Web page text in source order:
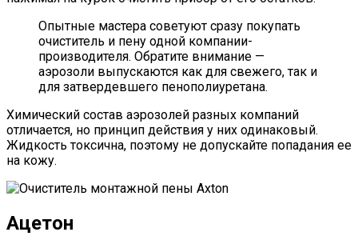
Опытные мастера советуют сразу покупать
очиститель и пену одной компании-
производителя. Обратите внимание —
аэрозоли выпускаются как для свежего, так и
для затвердевшего пенополиуретана.
Химический состав аэрозолей разных компаний
отличается, но принцип действия у них одинаковый.
Жидкость токсична, поэтому не допускайте попадания ее
на кожу.
Ацетон